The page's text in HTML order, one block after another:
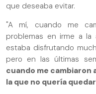
que deseaba evitar.
"A mí, cuando me
problemas en irme a la
estaba disfrutando
pero en las últimas
cuando me cambiaron
la que no quería quedar